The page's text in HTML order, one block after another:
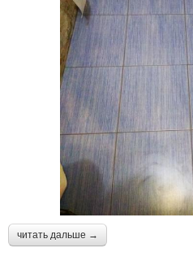
читать дальше →